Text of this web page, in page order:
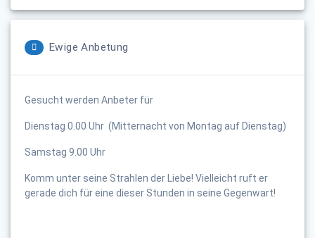
Ewige Anbetung
Gesucht werden Anbeter für
Dienstag 0.00 Uhr (Mitternacht von Montag auf Dienstag)
Samstag 9.00 Uhr
Komm unter seine Strahlen der Liebe! Vielleicht ruft er
gerade dich für eine dieser Stunden in seine Gegenwart!